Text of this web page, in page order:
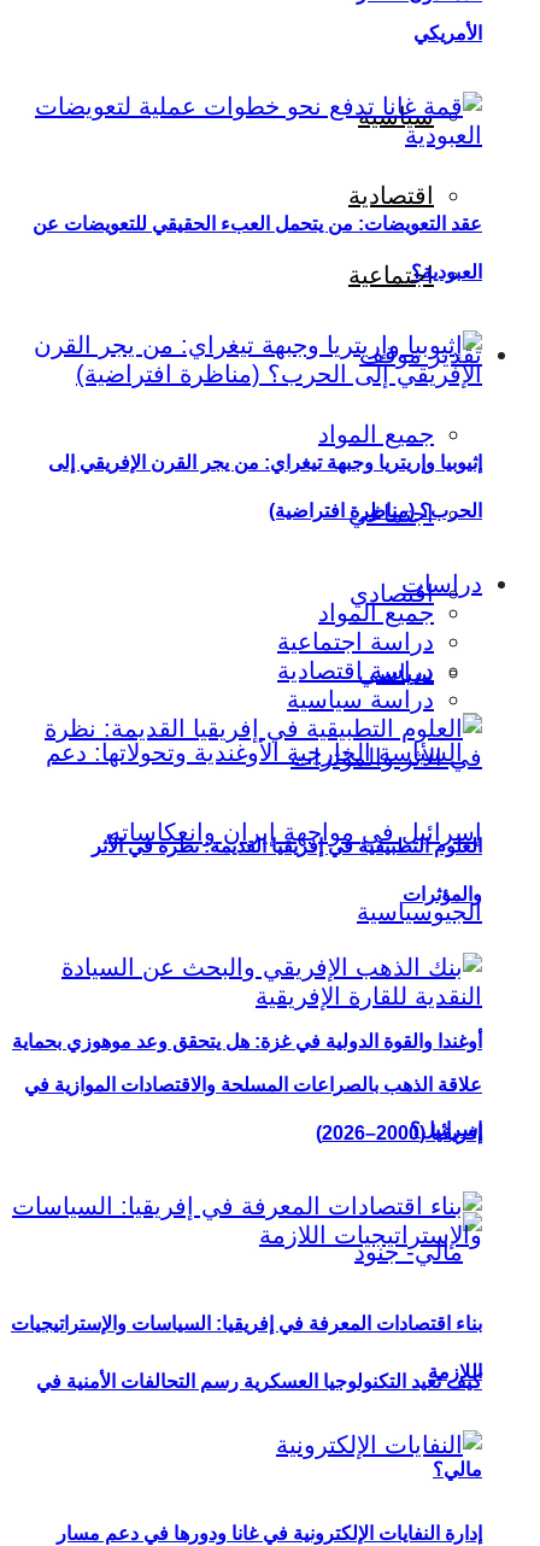
سياسية
اقتصادية
اجتماعية
تقدير موقف
جميع المواد
اجتماعي
اقتصادي
سياسي
أوغندا والقوة الدولية في غزة: هل يتحقق وعد موهوزي بحماية
إسرائيل؟
كيف تعيد التكنولوجيا العسكرية رسم التحالفات الأمنية في
مالي؟
الأمريكي
عقد التعويضات: من يتحمل العبء الحقيقي للتعويضات عن
العبودية؟
إثيوبيا وإريتريا وجبهة تيغراي: من يجر القرن الإفريقي إلى
الحرب؟ (مناظرة افتراضية)
دراسات
جميع المواد
دراسة اجتماعية
دراسة اقتصادية
دراسة سياسية
العلوم التطبيقية في إفريقيا القديمة: نظرة في الأثر
والمؤثرات
علاقة الذهب بالصراعات المسلحة والاقتصادات الموازية في
إفريقيا (2000–2026)
بناء اقتصادات المعرفة في إفريقيا: السياسات والإستراتيجيات
اللازمة
إدارة النفايات الإلكترونية في غانا ودورها في دعم مسار